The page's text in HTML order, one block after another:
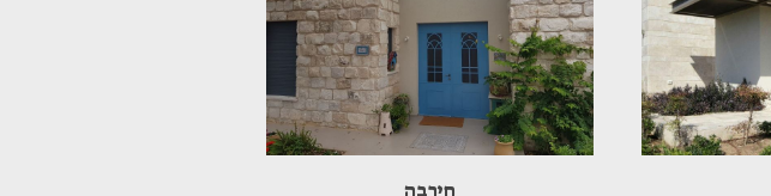
חירבה